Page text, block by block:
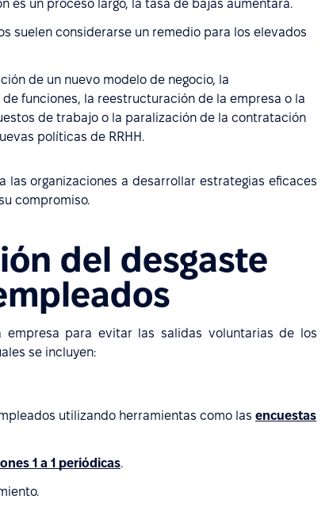
un proceso largo, la tasa de bajas aumentará.
suelen considerarse un remedio para los elevados
de un nuevo modelo de negocio, la
funciones, la reestructuración de la empresa o la
de trabajo o la paralización de la contratación
políticas de RRHH.
organizaciones a desarrollar estrategias eficaces
compromiso.
del desgaste
empresa para evitar las salidas voluntarias de los
se incluyen:
utilizando herramientas como las encuestas
1 a 1 periódicas.